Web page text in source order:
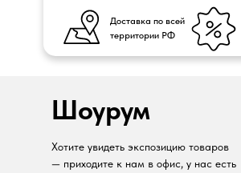
Доставка по всей
территории РФ
Шоурум
Хотите увидеть экспозицию товаров
— приходите к нам в офис, у нас есть